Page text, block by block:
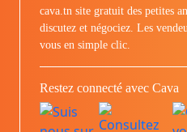
cava.tn site gratuit des petites
discutez et négociez. Les
vous en simple clic.
Restez connecté avec Cava